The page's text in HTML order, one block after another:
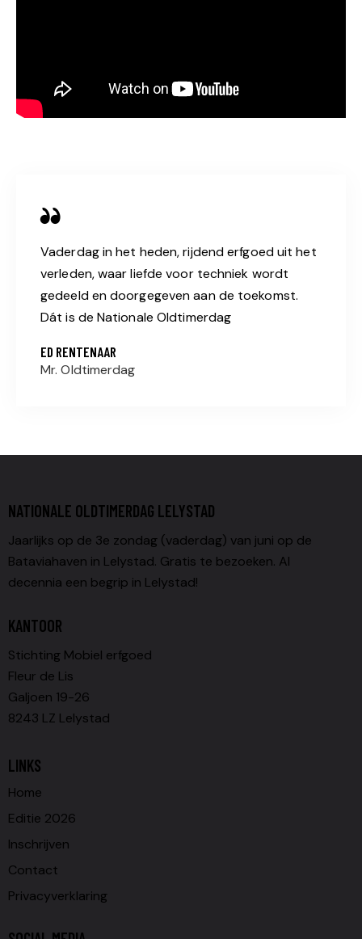
Vaderdag in het heden, rijdend erfgoed uit het
verleden, waar liefde voor techniek wordt
gedeeld en doorgegeven aan de toekomst.
Dát is de Nationale Oldtimerdag
ED RENTENAAR
Mr. Oldtimerdag
NATIONALE OLDTIMERDAG LELYSTAD
Jaarlijks op de 3e zondag (vaderdag) van juni op de
Bataviahaven in Lelystad. Gratis te bezoeken. Al
decennia een begrip in Lelystad!
KANTOOR
Stichting Mobiel erfgoed
Fleur de Lis
Galjoen 19-26
8243 LZ Lelystad
LINKS
Home
Editie 2026
Inschrijven
Contact
Privacyverklaring